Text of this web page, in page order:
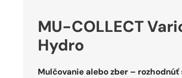
MU-COLLECT
Hydro
Mulčovanie alebo zber –